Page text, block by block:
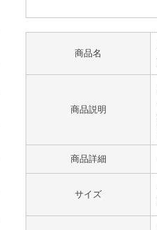
商品名
商品説明
商品詳細
サイズ